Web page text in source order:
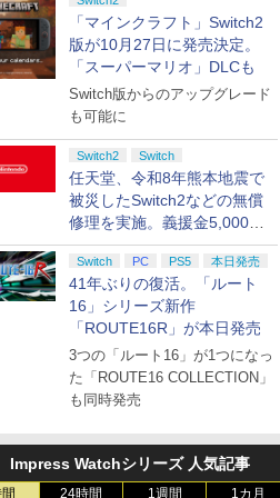
「マインクラフト」Switch2
版が10月27日に発売決定。
「スーパーマリオ」DLCも
Switch版からのアップグレード
も可能に
Switch2 Switch
任天堂、令和8年熊本地震で
被災したSwitch2などの無償
修理を実施。義援金5,000万
円の寄付も発表
Switch PC PS5 本日発売
41年ぶりの復活。「ルート
16」シリーズ新作
「ROUTE16R」が本日発売
3つの「ルート16」が1つになっ
た「ROUTE16 COLLECTION」
も同時発売
Impress Watchシリーズ 人気記事
24時間 1週間 1カ月